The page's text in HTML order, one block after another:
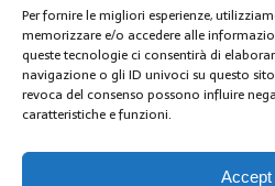
Per fornire le migliori esperienze,
memorizzare e/o accedere alle
queste tecnologie ci consentirà di
navigazione o gli ID univoci su questo
revoca del consenso possono influire
caratteristiche e funzioni.
Accept
PRÉCÉDENT
APERTO IL 47°
CIRCO